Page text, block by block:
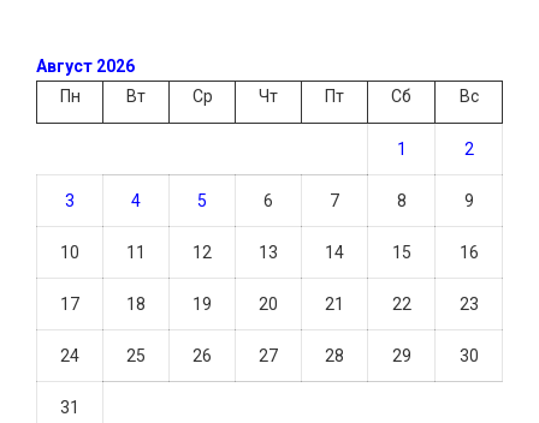
Август 2026
Пн
Вт Ср Чт Пт Сб Вс
1 2
3 4 5 6 7 8 9
10 11 12 13 14 15 16
17 18 19 20 21 22 23
24 25 26 27 28 29 30
31